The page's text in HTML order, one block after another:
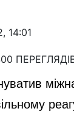
14:01